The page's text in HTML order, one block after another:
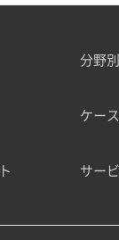
分野
ケー
サー